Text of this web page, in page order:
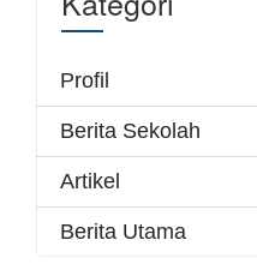
Profil
Berita Sekolah
Artikel
Berita Utama